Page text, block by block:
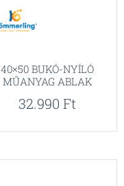
40×50 BUKÓ-NYÍLÓ
MŰANYAG ABLAK
32.990 Ft